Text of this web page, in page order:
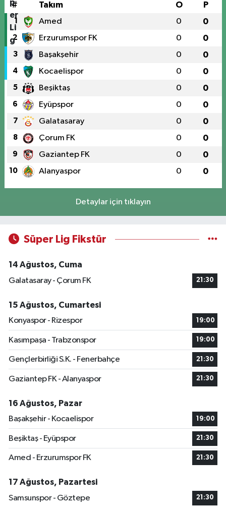
# Takım O P
1 Amed 0 0
2 Erzurumspor FK 0 0
3 Başakşehir 0 0
4 Kocaelispor 0 0
5 Beşiktaş 0 0
6 Eyüpspor 0 0
7 Galatasaray 0 0
8 Çorum FK 0 0
9 Gaziantep FK 0 0
10 Alanyaspor 0 0
Detaylar için tıklayın
Süper Lig Fikstür
14 Ağustos, Cuma
Galatasaray - Çorum FK
21:30
15 Ağustos, Cumartesi
Konyaspor - Rizespor
19:00
Kasımpaşa - Trabzonspor 19:00
Gençlerbirliği S.K. - Fenerbahçe 21:30
Gaziantep FK - Alanyaspor 21:30
16 Ağustos, Pazar
Başakşehir - Kocaelispor
19:00
Beşiktaş - Eyüpspor 21:30
Amed - Erzurumspor FK 21:30
17 Ağustos, Pazartesi
Samsunspor - Göztepe
21:30